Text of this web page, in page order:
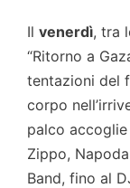
Il venerdì, tra
“Ritorno a
tentazioni del
corpo
palco
Zippo,
Band, fino al